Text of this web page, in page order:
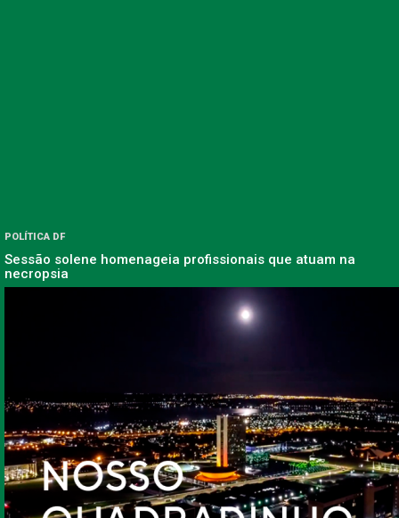
POLÍTICA DF
Sessão solene homenageia profissionais que atuam na
necropsia